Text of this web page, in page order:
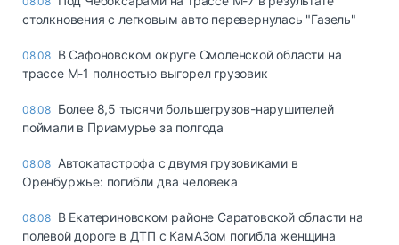
столкновения с легковым авто перевернулась "Газель"
08.08 В Сафоновском округе Смоленской области на
трассе М-1 полностью выгорел грузовик
08.08 Более 8,5 тысячи большегрузов-нарушителей
поймали в Приамурье за полгода
08.08 Автокатастрофа с двумя грузовиками в
Оренбуржье: погибли два человека
08.08 В Екатериновском районе Саратовской области на
полевой дороге в ДТП с КамАЗом погибла женщина